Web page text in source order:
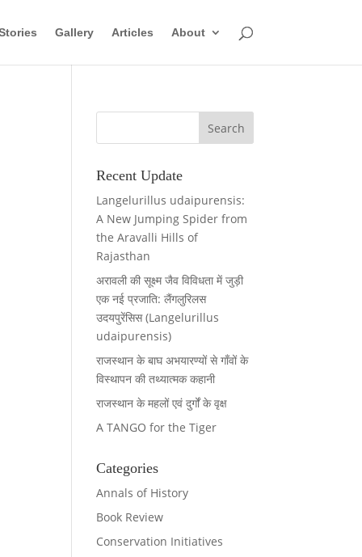
Gallery Articles About
Recent Update
Langelurillus udaipurensis:
A New Jumping Spider from
the Aravalli Hills of
Rajasthan
अरावली की सूक्ष्म जैव विविधता में जुड़ी
एक नई प्रजाति: लैंगलुरिलस
उदयपुरेंसिस (Langelurillus
udaipurensis)
राजस्थान के बाघ अभयारण्यों से गाँवों के
विस्थापन की तथ्यात्मक कहानी
राजस्थान के महलों एवं दुर्गों के वृक्ष
A TANGO for the Tiger
Categories
Annals of History
Book Review
Conservation Initiatives